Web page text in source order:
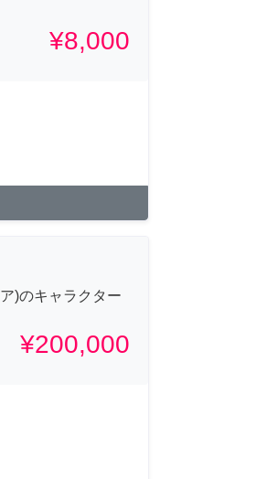
¥8,000
)のキャラクター
¥200,000